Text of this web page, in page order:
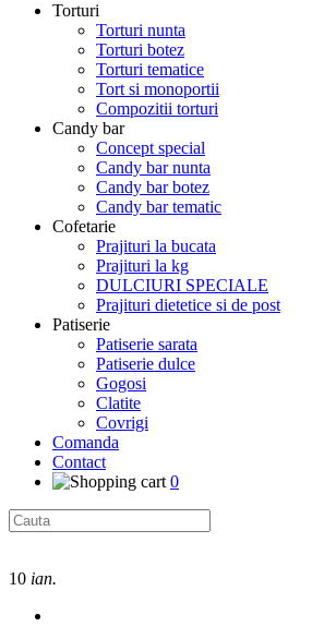
Torturi
Torturi nunta
Torturi botez
Torturi tematice
Tort si monoportii
Compozitii torturi
Candy bar
Concept special
Candy bar nunta
Candy bar botez
Candy bar tematic
Cofetarie
Prajituri la bucata
Prajituri la kg
DULCIURI SPECIALE
Prajituri dietetice si de post
Patiserie
Patiserie sarata
Patiserie dulce
Gogosi
Clatite
Covrigi
Comanda
Contact
0
10 ian.